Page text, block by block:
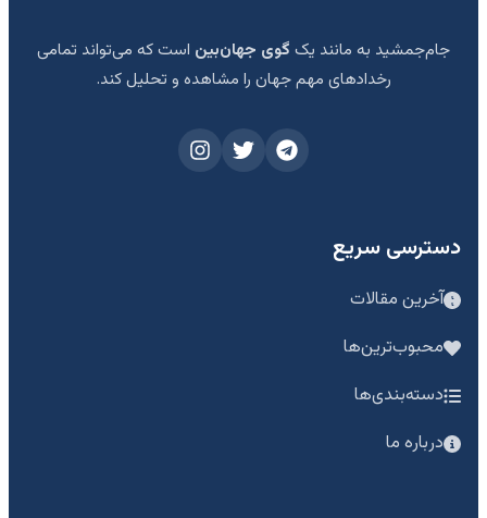
جام‌جمشید به مانند یک گوی جهان‌بین است که می‌تواند تمامی
رخدادهای مهم جهان را مشاهده و تحلیل کند.
دسترسی سریع
آخرین مقالات
محبوب‌ترین‌ها
دسته‌بندی‌ها
درباره ما